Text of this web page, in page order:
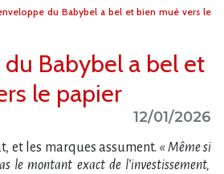
du Babybel a bel et bien mué vers le
du Babybel a bel et
le papier
12/01/2026
et les marques assument. « Même si
le montant exact de l’investissement,